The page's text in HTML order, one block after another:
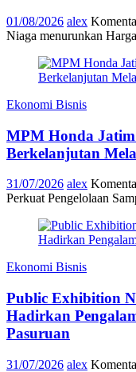
01/08/2026 alex
Niaga menurunkan
Ekonomi Bisnis
MPM Honda Jatim
Berkelanjutan
31/07/2026 alex
Perkuat Pengelolaan
Ekonomi Bisnis
Public Exhibition
Hadirkan
Pasuruan
31/07/2026 alex